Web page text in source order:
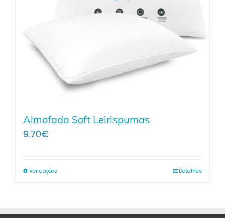
Almofada Soft Leirispumas
9.70€
Ver opções Detalhes